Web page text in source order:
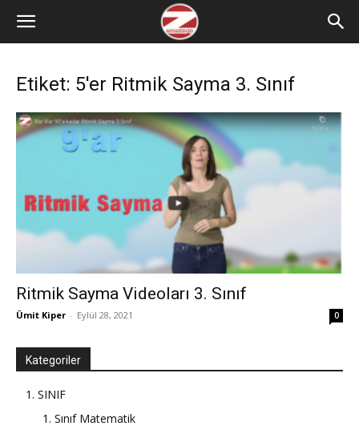
Etiket: 5'er Ritmik Sayma 3. Sınıf
Ritmik Sayma Videoları 3. Sınıf
Ümit Kiper - Eylül 28, 2021 0
Kategoriler
1. SINIF
1. Sınıf Matematik